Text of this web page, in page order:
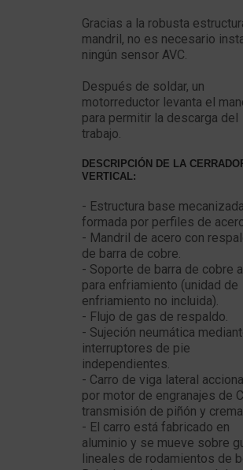
Gracias a la robusta
mandril, no es necesario
ningún sensor AVC.
Después de soldar, un
motorreductor levanta el
para permitir la descarga del
trabajo.
DESCRIPCIÓN DE LA
VERTICAL:
- Estructura base mecanizada
formada por perfiles de
- Mandril de acero con
de barra de cobre.
- Soporte de barra de cobre
para enfriamiento (unidad de
enfriamiento no incluida).
- Flujo de gas de respaldo.
- Sujeción neumática
interruptores de pie
independientes.
- Carro de viga lateral
por motor de engranajes de
transmisión de piñón y
- El carro está fabricado en
aluminio y se mueve sobre
lineales de rodamientos de